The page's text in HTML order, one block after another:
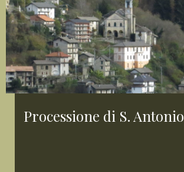
Processione di S. Antonio